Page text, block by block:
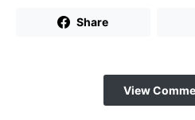
Share
View